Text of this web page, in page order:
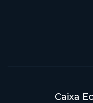
Caixa